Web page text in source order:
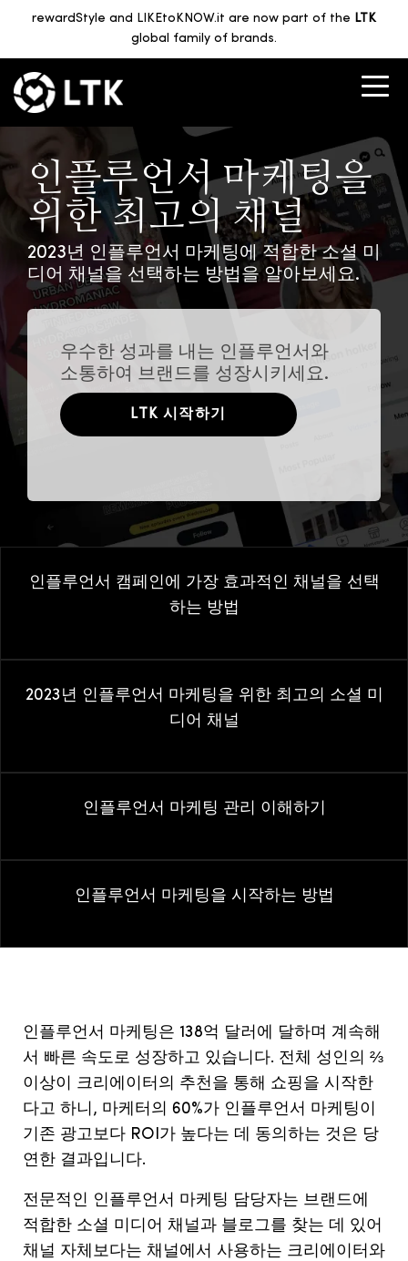
rewardStyle and LIKEtoKNOW.it are now part of the LTK
global family of brands.
인플루언서 마케팅을
위한 최고의 채널
2023년 인플루언서 마케팅에 적합한 소셜 미
디어 채널을 선택하는 방법을 알아보세요.
우수한 성과를 내는 인플루언서와
소통하여 브랜드를 성장시키세요.
LTK 시작하기
인플루언서 캠페인에 가장 효과적인 채널을 선택
하는 방법
2023년 인플루언서 마케팅을 위한 최고의 소셜 미
디어 채널
인플루언서 마케팅 관리 이해하기
인플루언서 마케팅을 시작하는 방법
인플루언서 마케팅은 138억 달러에 달하며 계속해
서 빠른 속도로 성장하고 있습니다. 전체 성인의 ⅔
이상이 크리에이터의 추천을 통해 쇼핑을 시작한
다고 하니, 마케터의 60%가 인플루언서 마케팅이
기존 광고보다 ROI가 높다는 데 동의하는 것은 당
연한 결과입니다.
전문적인 인플루언서 마케팅 담당자는 브랜드에
적합한 소셜 미디어 채널과 블로그를 찾는 데 있어
채널 자체보다는 채널에서 사용하는 크리에이터와